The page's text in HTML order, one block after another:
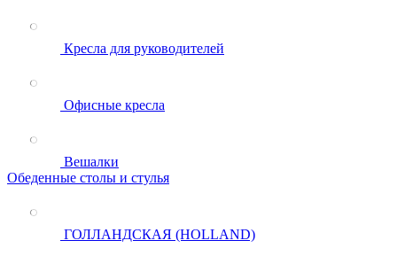
Кресла для руководителей
Офисные кресла
Вешалки
Обеденные столы и стулья
ГОЛЛАНДСКАЯ (HOLLAND)